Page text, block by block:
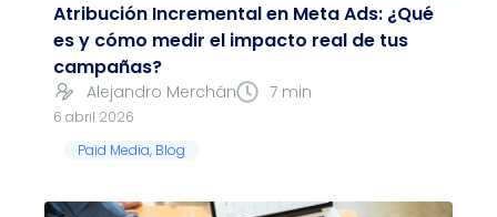
Atribución Incremental en Meta Ads: ¿Qué
es y cómo medir el impacto real de tus
campañas?
Alejandro Merchán 7 min
6 abril 2026
Paid Media, Blog